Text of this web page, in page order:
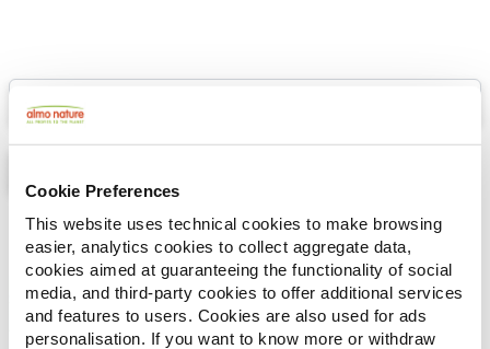
Cookie Preferences
This website uses technical cookies to make browsing
easier, analytics cookies to collect aggregate data,
cookies aimed at guaranteeing the functionality of social
media, and third-party cookies to offer additional services
and features to users. Cookies are also used for ads
personalisation. If you want to know more or withdraw
Select a tab
Lista Mappa